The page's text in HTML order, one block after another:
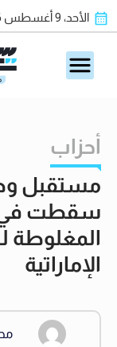
الأحد، 9 أغسطس 2026
أحزاب
مستقبل
سقطت في
المغلوطة
الإماراتية